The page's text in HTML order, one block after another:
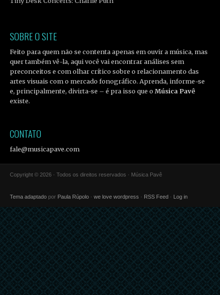
SOBRE O SITE
Feito para quem não se contenta apenas em ouvir a música, mas
quer também vê-la, aqui você vai encontrar análises sem
preconceitos e com olhar crítico sobre o relacionamento das
artes visuais com o mercado fonográfico. Aprenda, informe-se
e, principalmente, divirta-se – é pra isso que oMúsica Pavê
existe.
CONTATO
fale@musicapave.com
Copyright © 2026 · Todos os direitos reservados · Música Pavê
Tema adaptado por Paula Rúpolo · we love wordpress · RSS Feed · Log in